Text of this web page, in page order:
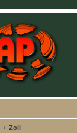
Zoli